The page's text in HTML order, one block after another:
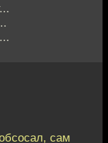
сам